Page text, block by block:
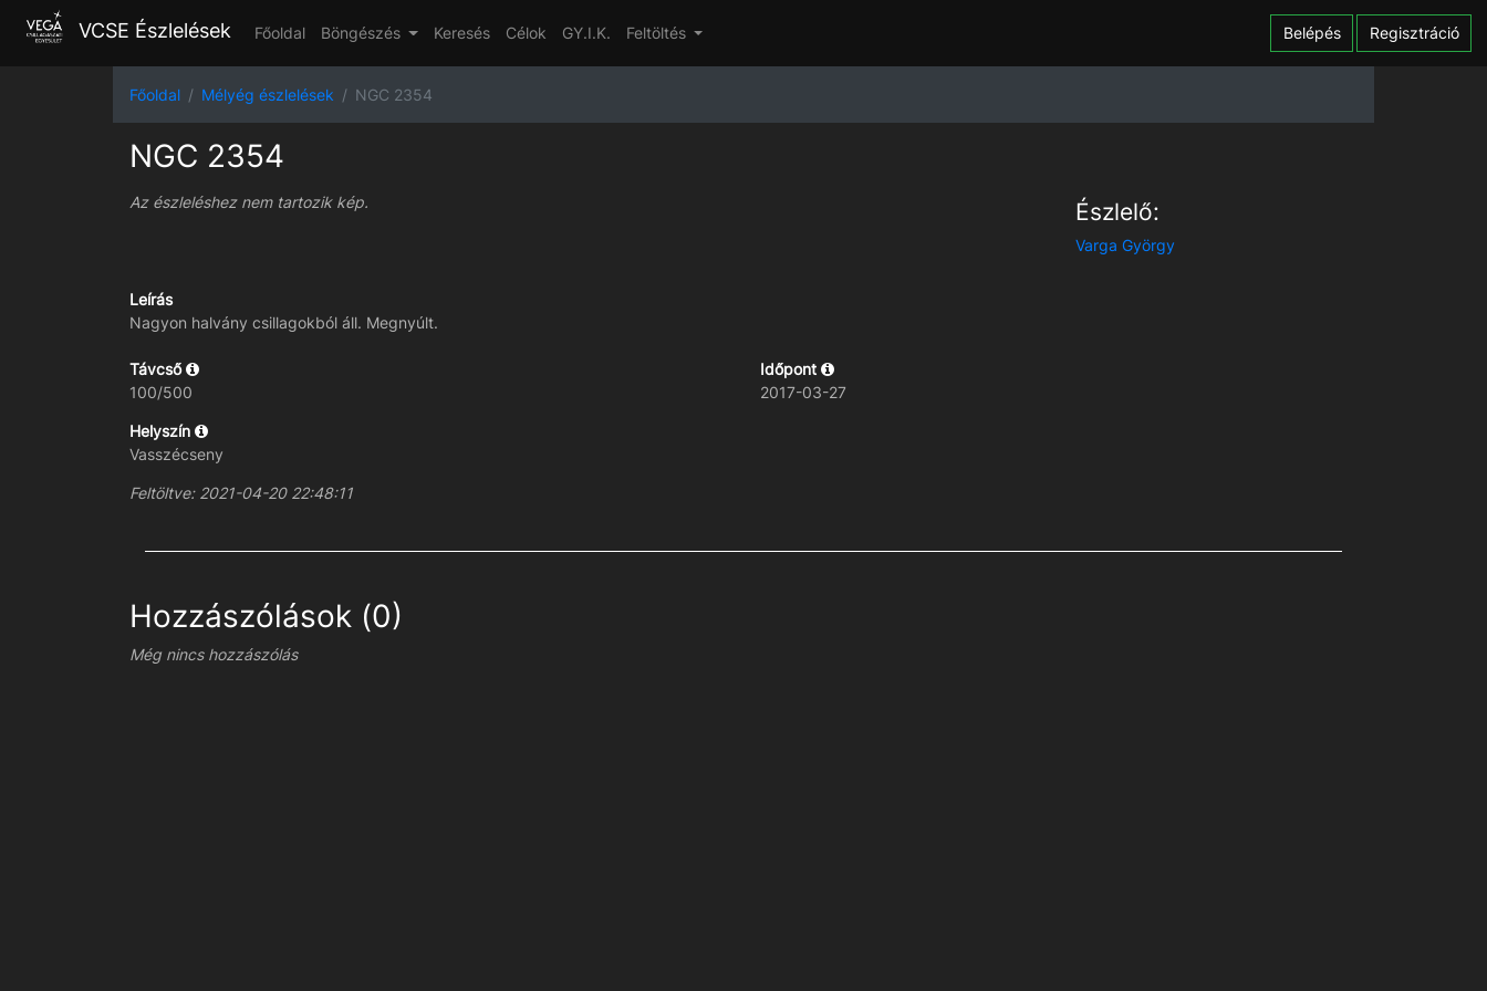
VCSE Észlelések Főoldal Böngészés Keresés Célok GY.I.K. Feltöltés Belépés Regisztráció
Főoldal Mélyég észlelések NGC 2354
NGC 2354
Az észleléshez nem tartozik kép. Észlelő:
Varga György
Leírás
Nagyon halvány csillagokból áll. Megnyúlt.
Távcső
100/500
Időpont
2017-03-27
Helyszín
Vasszécseny
Feltöltve: 2021-04-20 22:48:11
Hozzászólások (0)
Még nincs hozzászólás